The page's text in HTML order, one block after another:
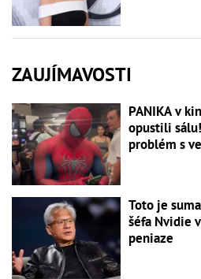
ZAUJÍMAVOSTI
PANIKA v
opustili
problém s
Toto je
šéfa Nvidie
peniaze